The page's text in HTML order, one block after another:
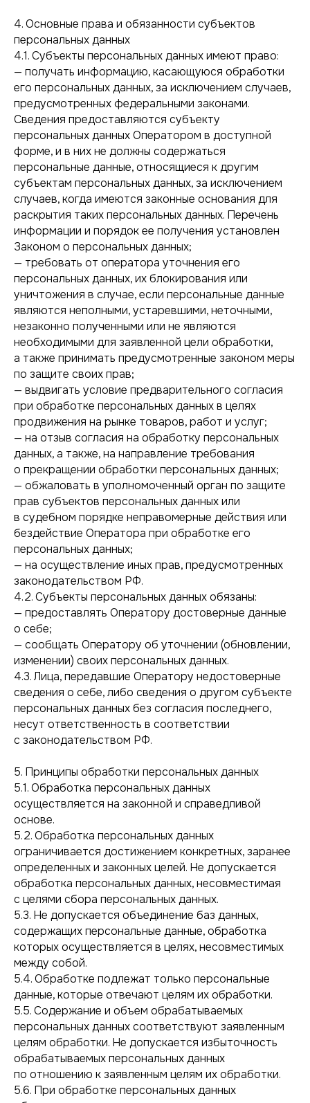
4. Основные права и обязанности субъектов
персональных данных
4.1. Субъекты персональных данных имеют право:
— получать информацию, касающуюся обработки
его персональных данных, за исключением случаев,
предусмотренных федеральными законами.
Сведения предоставляются субъекту
персональных данных Оператором в доступной
форме, и в них не должны содержаться
персональные данные, относящиеся к другим
субъектам персональных данных, за исключением
случаев, когда имеются законные основания для
раскрытия таких персональных данных. Перечень
информации и порядок ее получения установлен
Законом о персональных данных;
— требовать от оператора уточнения его
персональных данных, их блокирования или
уничтожения в случае, если персональные данные
являются неполными, устаревшими, неточными,
незаконно полученными или не являются
необходимыми для заявленной цели обработки,
а также принимать предусмотренные законом меры
по защите своих прав;
— выдвигать условие предварительного согласия
при обработке персональных данных в целях
продвижения на рынке товаров, работ и услуг;
— на отзыв согласия на обработку персональных
данных, а также, на направление требования
о прекращении обработки персональных данных;
— обжаловать в уполномоченный орган по защите
прав субъектов персональных данных или
в судебном порядке неправомерные действия или
бездействие Оператора при обработке его
персональных данных;
— на осуществление иных прав, предусмотренных
законодательством РФ.
4.2. Субъекты персональных данных обязаны:
— предоставлять Оператору достоверные данные
о себе;
— сообщать Оператору об уточнении (обновлении,
изменении) своих персональных данных.
4.3. Лица, передавшие Оператору недостоверные
сведения о себе, либо сведения о другом субъекте
персональных данных без согласия последнего,
несут ответственность в соответствии
с законодательством РФ.
5. Принципы обработки персональных данных
5.1. Обработка персональных данных
осуществляется на законной и справедливой
основе.
5.2. Обработка персональных данных
ограничивается достижением конкретных, заранее
определенных и законных целей. Не допускается
обработка персональных данных, несовместимая
с целями сбора персональных данных.
5.3. Не допускается объединение баз данных,
содержащих персональные данные, обработка
которых осуществляется в целях, несовместимых
между собой.
5.4. Обработке подлежат только персональные
данные, которые отвечают целям их обработки.
5.5. Содержание и объем обрабатываемых
персональных данных соответствуют заявленным
целям обработки. Не допускается избыточность
обрабатываемых персональных данных
по отношению к заявленным целям их обработки.
5.6. При обработке персональных данных